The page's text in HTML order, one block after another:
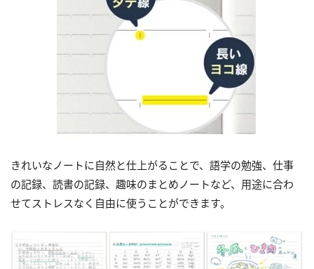
きれいなノートに自然と仕上がることで、語学の勉強、仕事
の記録、読書の記録、趣味のまとめノートなど、用途に合わ
せてストレスなく自由に使うことができます。